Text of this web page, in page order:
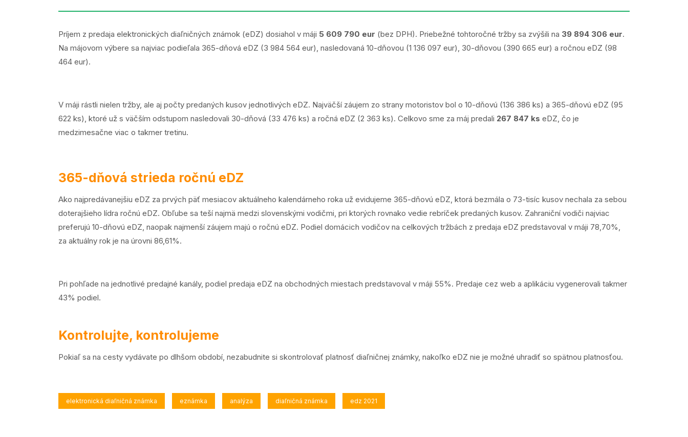
Príjem z predaja elektronických diaľničných známok (eDZ) dosiahol v máji 5 609 790 eur (bez DPH). Priebežné tohtoročné tržby sa zvýšili na 39 894 306 eur.
Na májovom výbere sa najviac podieľala 365-dňová eDZ (3 984 564 eur), nasledovaná 10-dňovou (1 136 097 eur), 30-dňovou (390 665 eur) a ročnou eDZ (98
464 eur).
V máji rástli nielen tržby, ale aj počty predaných kusov jednotlivých eDZ. Najväčší záujem zo strany motoristov bol o 10-dňovú (136 386 ks) a 365-dňovú eDZ (95
622 ks), ktoré už s väčším odstupom nasledovali 30-dňová (33 476 ks) a ročná eDZ (2 363 ks). Celkovo sme za máj predali 267 847 ks eDZ, čo je
medzimesačne viac o takmer tretinu.
365-dňová strieda ročnú eDZ
Ako najpredávanejšiu eDZ za prvých päť mesiacov aktuálneho kalendárneho roka už evidujeme 365-dňovú eDZ, ktorá bezmála o 73-tisíc kusov nechala za sebou
doterajšieho lídra ročnú eDZ. Obľube sa teší najmä medzi slovenskými vodičmi, pri ktorých rovnako vedie rebríček predaných kusov. Zahraniční vodiči najviac
preferujú 10-dňovú eDZ, naopak najmenší záujem majú o ročnú eDZ. Podiel domácich vodičov na celkových tržbách z predaja eDZ predstavoval v máji 78,70%,
za aktuálny rok je na úrovni 86,61%.
Pri pohľade na jednotlivé predajné kanály, podiel predaja eDZ na obchodných miestach predstavoval v máji 55%. Predaje cez web a aplikáciu vygenerovali takmer
43% podiel.
Kontrolujte, kontrolujeme
Pokiaľ sa na cesty vydávate po dlhšom období, nezabudnite si skontrolovať platnosť diaľničnej známky, nakoľko eDZ nie je možné uhradiť so spätnou platnosťou.
elektronická diaľničná známka eznámka analýza diaľničná známka edz 2021